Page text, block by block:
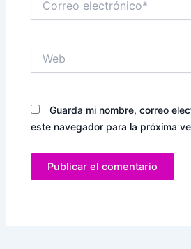
electrónico*
Guarda mi nombre, correo
este navegador para la próxima